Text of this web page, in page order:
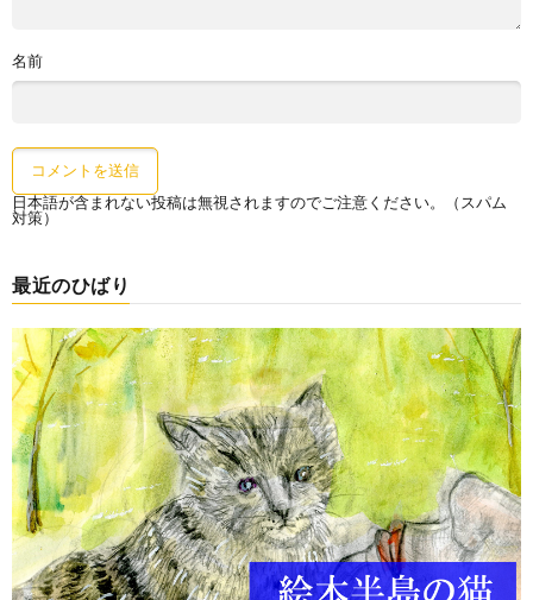
名前
日本語が含まれない投稿は無視されますのでご注意ください。（スパム
対策）
最近のひばり